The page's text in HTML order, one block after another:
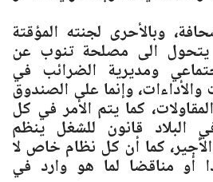
وبالأحرى لجنته المؤقتة
يتحول الى مصلحة تنوب عن
ومديرية الضرائب في
وإنما على الصندوق
كما يتم الأمر في كل
البلاد قانون للشغل ينظم
كما أن كل نظام خاص لا
أو مناقضا لما هو وارد في